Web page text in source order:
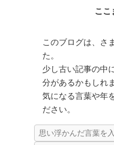
ここ
このブログは、さ
た。
少し古い記事の中
分があるかもしれ
気になる言葉や年
ださい。